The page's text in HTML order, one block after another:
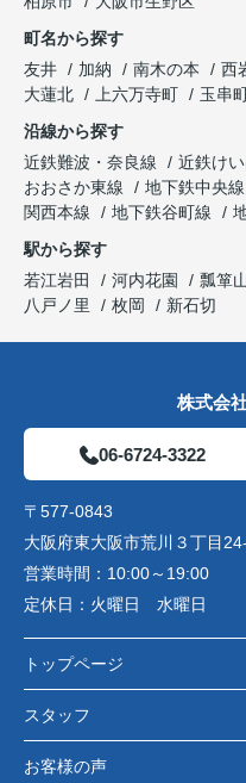
町名から探す
友井
加納 南木の本 西
大蓮北
上六万寺町
玉串
沿線から探す
近鉄難波・奈良線
近鉄け
おおさか東線
地下鉄中央線
関西本線
地下鉄谷町線
駅から探す
若江岩田
河内花園 瓢箪
八戸ノ里
枚岡 新石切
株式会
06-6724-3322
〒577-0843
大阪府東大阪市荒川３丁目
営業時間： 10:00～19:00
定休日： 火曜日 水曜日
トップページ
スタッフ
お客様の声